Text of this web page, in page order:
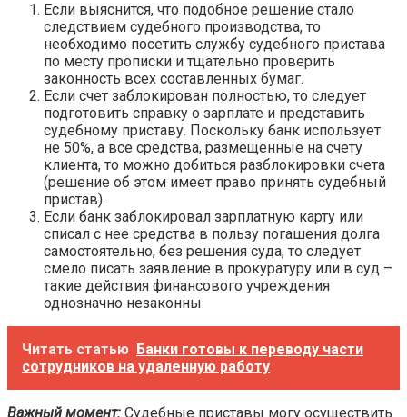
Если выяснится, что подобное решение стало
следствием судебного производства, то
необходимо посетить службу судебного пристава
по месту прописки и тщательно проверить
законность всех составленных бумаг.
Если счет заблокирован полностью, то следует
подготовить справку о зарплате и представить
судебному приставу. Поскольку банк использует
не 50%, а все средства, размещенные на счету
клиента, то можно добиться разблокировки счета
(решение об этом имеет право принять судебный
пристав).
Если банк заблокировал зарплатную карту или
списал с нее средства в пользу погашения долга
самостоятельно, без решения суда, то следует
смело писать заявление в прокуратуру или в суд –
такие действия финансового учреждения
однозначно незаконны.
Читать статью Банки готовы к переводу части
сотрудников на удаленную работу
Важный момент: Судебные приставы могу осуществить